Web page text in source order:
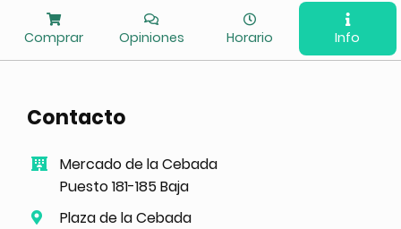
Comprar Opiniones Horario Info
Contacto
Mercado de la Cebada
Puesto 181-185 Baja
Plaza de la Cebada